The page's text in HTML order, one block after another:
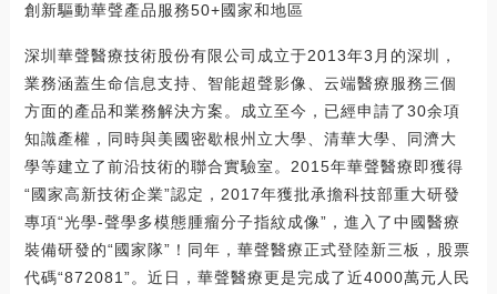
創新驅動華聲產品服務50+國家和地區
深圳華聲醫療技術股份有限公司成立于2013年3月的深圳，
業務涵蓋生命信息支持、智能超聲影像、云端醫療服務三個
方面的產品和業務解決方案。成立至今，已經申請了30余項
知識產權，同時與美國密歇根州立大學、清華大學、同濟大
學等建立了前沿技術的聯合實驗室。2015年華聲醫療即獲得
“國家高新技術企業”認定，2017年獲批承擔科技部重大研發
專項“光學-聲學多模態腫瘤分子指紋成像”，進入了中國醫療
裝備研發的“國家隊”！同年，華聲醫療正式登陸新三板，股票
代碼“872081”。近日，華聲醫療更是完成了近4000萬元人民